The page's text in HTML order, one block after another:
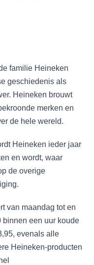
familie Heineken
geschiedenis als
Heineken brouwt
merken en
de hele wereld.
Heineken ieder jaar
en wordt, waar
de overige
van maandag tot en
binnen een uur koude
evenals alle
Heineken-producten